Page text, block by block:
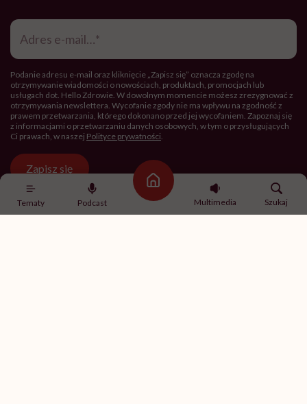
Tematy Podcast
Strona główna
Multimedia
Szukaj
Adres
mail*
Podanie adresu e-mail oraz kliknięcie „Zapisz się” oznacza zgodę na
otrzymywanie wiadomości o nowościach, produktach, promocjach lub
usługach dot. Hello Zdrowie. W dowolnym momencie możesz zrezygnować z
otrzymywania newslettera. Wycofanie zgody nie ma wpływu na zgodność z
prawem przetwarzania, którego dokonano przed jej wycofaniem. Zapoznaj się
z informacjami o przetwarzaniu danych osobowych, w tym o przysługujących
Ci prawach, w naszej Polityce prywatności.
Zapisz się